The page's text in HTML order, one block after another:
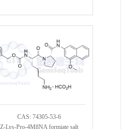
CAS: 74305-53-6
Z-Lys-Pro-4MβNA formiate salt